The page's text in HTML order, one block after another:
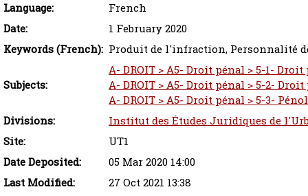
Language:
French
Date:
1 February 2020
Keywords (French): Produit de l'infraction, Personnalité
Subjects:
A- DROIT > A5- Droit pénal > 5-1-
A- DROIT > A5- Droit pénal > 5-2-
A- DROIT > A5- Droit pénal > 5-3-
Divisions:
Institut des Études Juridiques de
Site:
UT1
Date Deposited:
05 Mar 2020 14:00
Last Modified:
27 Oct 2021 13:38